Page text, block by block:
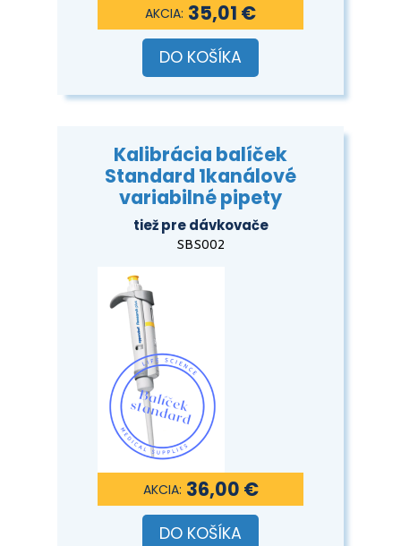
35,01 €
DO KOŠÍKA
Kalibrácia balíček
Standard 1kanálové
variabilné pipety
tiež pre dávkovače
SBS002
36,00 €
DO KOŠÍKA